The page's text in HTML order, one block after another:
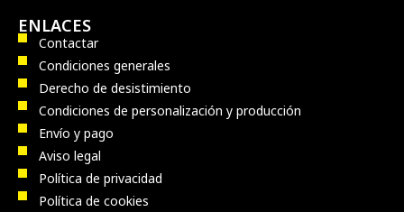
ENLACES
Contactar
Condiciones generales
Derecho de desistimiento
Condiciones de personalización y producción
Envío y pago
Aviso legal
Política de privacidad
Política de cookies